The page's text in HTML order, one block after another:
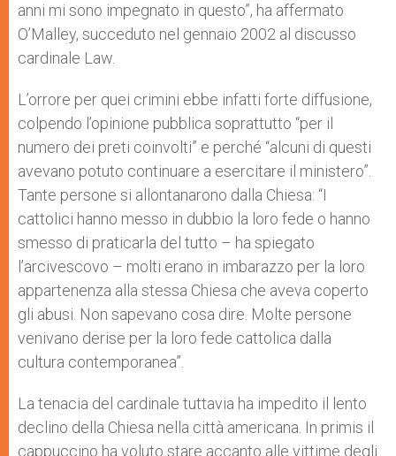
anni mi sono impegnato in questo”, ha affermato
O’Malley, succeduto nel gennaio 2002 al discusso
cardinale Law.
L’orrore per quei crimini ebbe infatti forte diffusione,
colpendo l’opinione pubblica soprattutto “per il
numero dei preti coinvolti” e perché “alcuni di questi
avevano potuto continuare a esercitare il ministero”.
Tante persone si allontanarono dalla Chiesa: “I
cattolici hanno messo in dubbio la loro fede o hanno
smesso di praticarla del tutto – ha spiegato
l’arcivescovo – molti erano in imbarazzo per la loro
appartenenza alla stessa Chiesa che aveva coperto
gli abusi. Non sapevano cosa dire. Molte persone
venivano derise per la loro fede cattolica dalla
cultura contemporanea”.
La tenacia del cardinale tuttavia ha impedito il lento
declino della Chiesa nella città americana. In primis il
cappuccino ha voluto stare accanto alle vittime degli